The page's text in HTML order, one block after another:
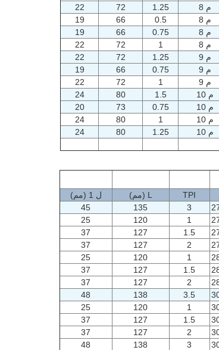
م 8 1.25
72
22
م 8 0.5
66
19
م 8 0.75
66
19
م 8 1
72
22
م 9 1.25
72
22
م 9 0.75
66
19
م 9 1
72
22
م 10 1.5
80
24
م 10 0.75
73
20
م 10 1
80
24
م 10 1.25
80
24
TPI L (مم) ل 1
(مم)
3
135
45
1
120
25
1.5
127
37
2
127
37
1
120
25
1.5
127
37
2
127
37
3.5
138
48
1
120
25
1.5
127
37
2
127
37
3
138
48